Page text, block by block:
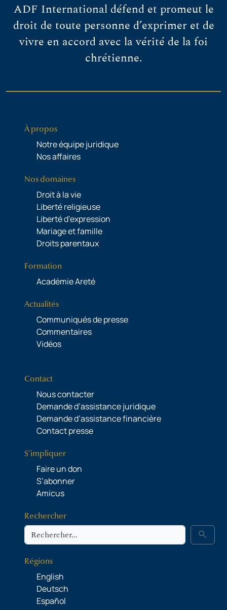
ADF International défend et promeut le
droit de toute personne d’exprimer et de
vivre en accord avec la vérité de la foi
chrétienne.
À propos
Notre équipe juridique
Nos affaires
Nos domaines
Droit à la vie
Liberté religieuse
Liberté d’expression
Mariage et famille
Droits parentaux
Formation
Académie Areté
Actualités
Communiqués de presse
Commentaires
Vidéos
Contact
Nous contacter
Demande d’assistance juridique
Demande d’assistance financière
Contact presse
S’impliquer
Faire un don
S’abonner
Amicus
Rechercher
Rechercher search
Régions
English
Deutsch
Español